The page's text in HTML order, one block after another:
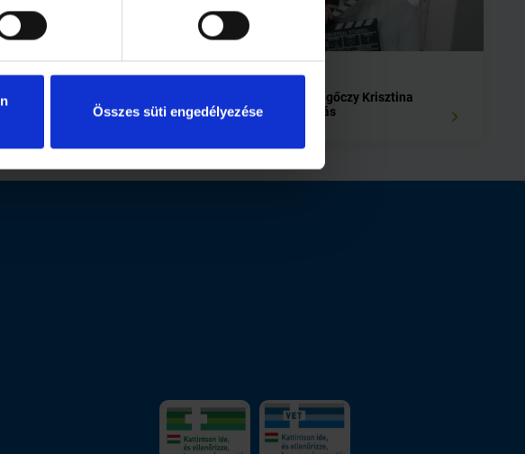
Összes süti engedélyezése
Kovács Kati!
A címlapon: Regőczy Krisztina
és Sallay András